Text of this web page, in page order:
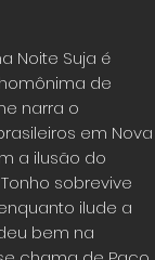
Noite Suja é
de
narra o
em Nova
a ilusão do
sobrevive
ilude a
bem na